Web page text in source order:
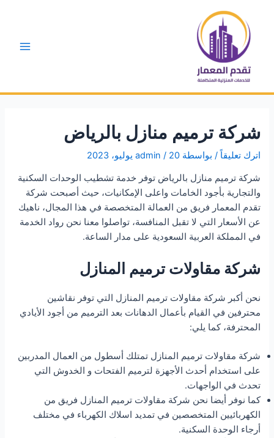
المحتوى
شركة ترميم منازل بالرياض
اترك تعليقاً / بواسطة admin / 20 يوليو، 2023
شركة ترميم منازل بالرياض توفر خدمة تشطيب الوحدات السكنية
والتجارية بأجود الخامات واعلى الإمكانيات، حيث أصبحت شركة
تقدم المعمار فريق من العمالة المتخصصة في هذا المجال، ناهيك
عن الأسعار التي لا تقبل المنافسة، تواصلوا معنا نحن رواد الخدمة
في المملكة العربية السعودية على مدار الساعة.
شركة مقاولات ترميم المنازل
نحن أكبر شركة مقاولات ترميم المنازل التي توفر نقاشين
محترفين في القيام بأعمال الدهانات بعد الترميم من أجود الأيادي
المحترفة، كما يلي:
شركة مقاولات ترميم المنازل تمتلك أسطول من العمال المدربين
على استخدام أحدث الأجهزة لترميم الفتحات و الخدوش التي
تحدث في الواجهات.
كما نوفر أيضا نحن شركة مقاولات ترميم المنازل فريق من
الكهربائيين المتخصصين في تمديد اسلاك الكهرباء في مختلف
أرجاء الوحدة السكنية.